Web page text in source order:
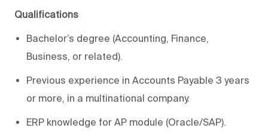
Qualifications
Bachelor’s degree (Accounting, Finance,
Business, or related).
Previous experience in Accounts Payable 3 years
or more, in a multinational company.
ERP knowledge for AP module (Oracle/SAP).